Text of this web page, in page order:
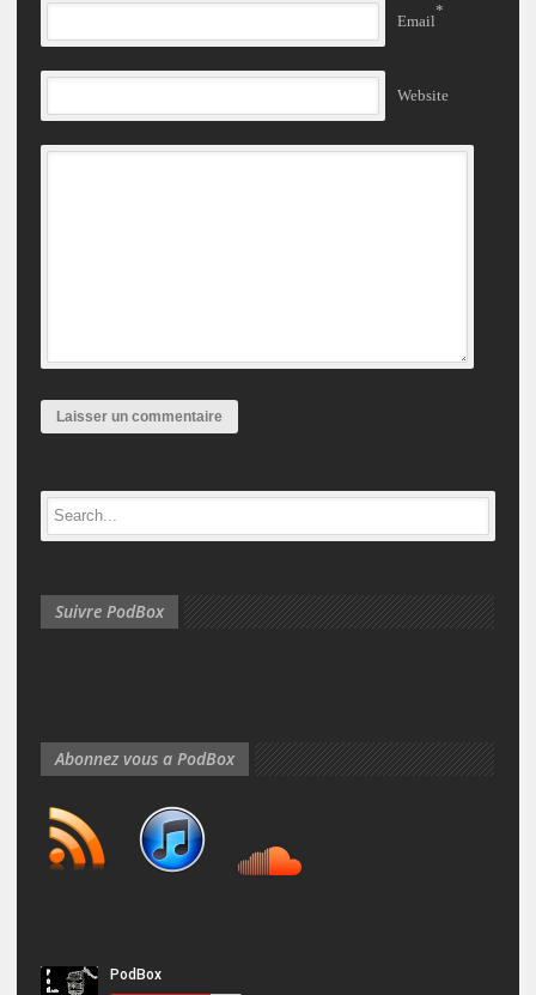
Email
*
Website
Suivre PodBox
Abonnez vous a PodBox